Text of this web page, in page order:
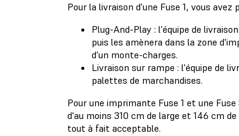
Pour la livraison d'une Fuse 1, vous avez
Plug-And-Play : l'équipe de
puis les amènera dans la zone
d'un monte-charges.
Livraison sur rampe : l'équipe de
palettes de marchandises.
Pour une imprimante Fuse 1 et une
d'au moins 310 cm de large et 146 cm
tout à fait acceptable.